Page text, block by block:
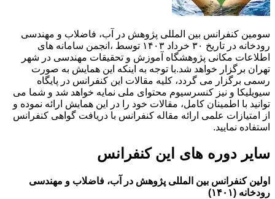
سومین کنفرانس بین المللی پژوهش در آب، فاضلاب و مهندسی
رودخانه در تاریخ ۳۰ خرداد ۱۴۰۳ توسط ،انجمن سامانه های
اطلاعات مکانی پژوهشگاه آموزش و تحقیقات مهندسی در شهر
تهران برگزار خواهد شد.با توجه به اینکه این همایش به صورت
رسمی برگزار می گردد، کلیه مقالات این کنفرانس در پایگاه
سیویلیکا و نیز کنسرسیوم محتوای ملی نمایه خواهد شد و شما می
توانید با اطمینان کامل، مقالات خود را در این همایش ارائه نموده و
از امتیازات علمی ارائه مقاله کنفرانس با دریافت گواهی کنفرانس
استفاده نمایید.
سایر دوره های این کنفرانس
اولین کنفرانس بین المللی پژوهش در آب، فاضلاب و مهندسی
رودخانه (۱۴۰۱)